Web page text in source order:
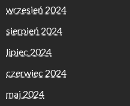
wrzesień 2024
sierpień 2024
lipiec 2024
czerwiec 2024
maj 2024